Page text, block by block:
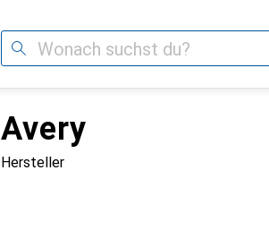
Suche
Avery
Hersteller